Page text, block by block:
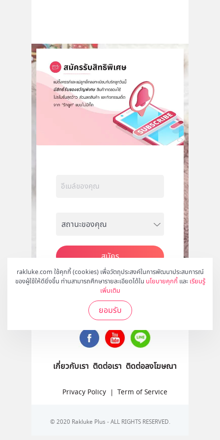
rakluke.com ใช้คุกกี้ (cookies) เพื่อวัตถุประสงค์ในการพัฒนาประสบการณ์
ของผู้ใช้ให้ดียิ่งขึ้น ท่านสามารถศึกษารายละเอียดได้ใน นโยบายคุกกี้ และ เรียนรู้
เพิ่มเติม
ยอมรับ
สมัคร
ติดตามเราได้ที่
เกี่ยวกับเรา ติดต่อเรา ติดต่อลงโฆษณา
Privacy Policy | Term of Service
© 2020 Rakluke Plus - ALL RIGHTS RESERVED.